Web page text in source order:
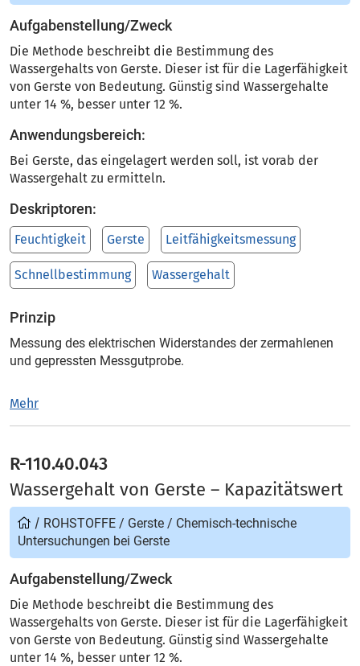
Aufgabenstellung/Zweck
Die Methode beschreibt die Bestimmung des
Wassergehalts von Gerste. Dieser ist für die Lagerfähigkeit
von Gerste von Bedeutung. Günstig sind Wassergehalte
unter 14 %, besser unter 12 %.
Anwendungsbereich:
Bei Gerste, das eingelagert werden soll, ist vorab der
Wassergehalt zu ermitteln.
Deskriptoren:
Feuchtigkeit Gerste Leitfähigkeitsmessung
Schnellbestimmung Wassergehalt
Prinzip
Messung des elektrischen Widerstandes der zermahlenen
und gepressten Messgutprobe.
Mehr
R-110.40.043
Wassergehalt von Gerste – Kapazitätswert
/ ROHSTOFFE / Gerste / Chemisch-technische
Untersuchungen bei Gerste
Aufgabenstellung/Zweck
Die Methode beschreibt die Bestimmung des
Wassergehalts von Gerste. Dieser ist für die Lagerfähigkeit
von Gerste von Bedeutung. Günstig sind Wassergehalte
unter 14 %, besser unter 12 %.